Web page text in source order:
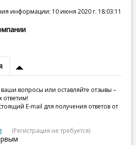
информации: 10 июня 2020 г. 18:03:11
вопросы или оставляйте отзывы –
ответим!
E-mail для получения ответов от
(Регистрация не требуется)